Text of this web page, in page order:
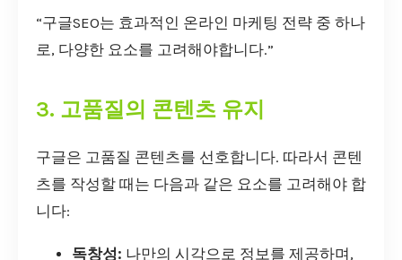
“구글SEO는 효과적인 온라인 마케팅 전략 중 하나
로, 다양한 요소를 고려해야합니다.”
3. 고품질의 콘텐츠 유지
구글은 고품질 콘텐츠를 선호합니다. 따라서 콘텐
츠를 작성할 때는 다음과 같은 요소를 고려해야 합
니다:
독창성: 나만의 시각으로 정보를 제공하며,